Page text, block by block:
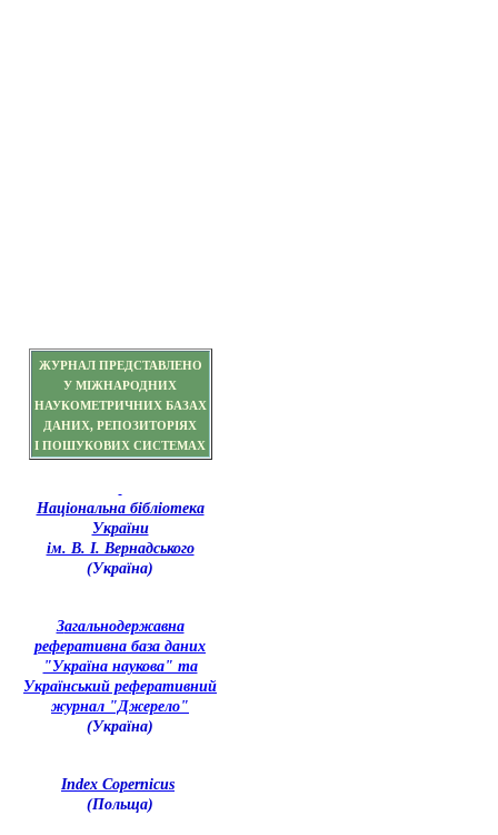
ЖУРНАЛ ПРЕДСТАВЛЕНО
У МІЖНАРОДНИХ
НАУКОМЕТРИЧНИХ БАЗАХ
ДАНИХ, РЕПОЗИТОРІЯХ
І ПОШУКОВИХ СИСТЕМАХ
Національна бібліотека
України
ім. В. І. Вернадського
(Україна)
Загальнодержавна
реферативна база даних
"Україна наукова" та
Український реферативний
журнал "Джерело"
(Україна)
Index Copernicus
(Польща)